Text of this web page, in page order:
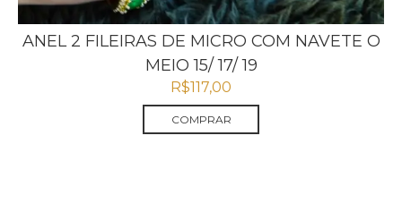
ANEL 2 FILEIRAS DE MICRO COM NAVETE O
MEIO 15/ 17/ 19
R$117,00
COMPRAR